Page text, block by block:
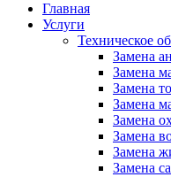
Главная
Услуги
Техническое
Замена
Замена
Замена
Замена
Замена
Замена
Замена
Замена